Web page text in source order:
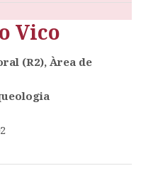
Vico
(R2), Àrea de